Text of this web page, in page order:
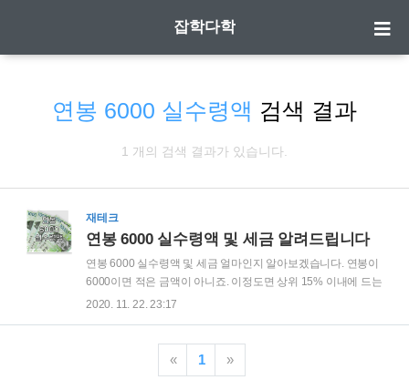
잡학다학
연봉 6000 실수령액 검색 결과
1 개의 검색 결과가 있습니다.
재테크
연봉 6000 실수령액 및 세금 알려드립니다
연봉 6000 실수령액 및 세금 얼마인지 알아보겠습니다. 연봉이
6000이면 적은 금액이 아니죠. 이정도면 상위 15% 이내에 드는
것으로 알고 있는데요. 연봉 6천이 되지 않는 저로써는 이글을
습니다. | 사람인 연봉계산기 초록창에 '사람인'이라고 검색을하
면.. 사람인 사이트 항목에 '글자수세기'라고 있습니다. 클릭해서
2020. 11. 22. 23:17
« 1 »